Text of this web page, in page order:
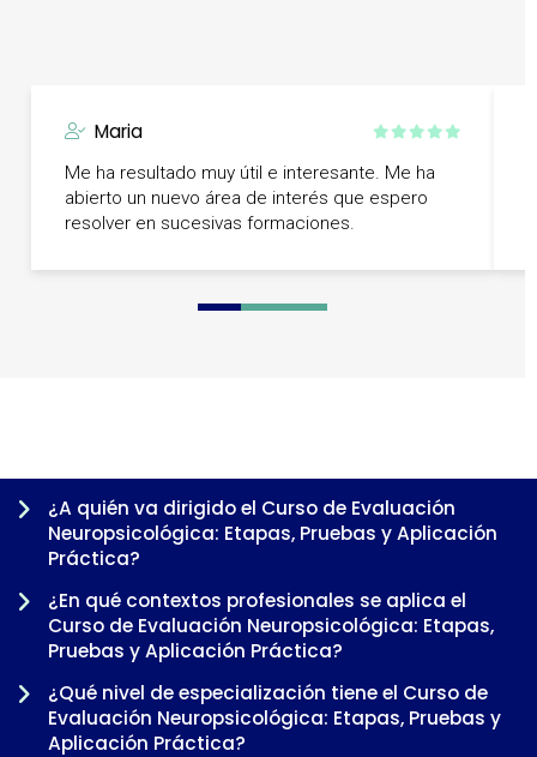
Maria
Me ha resultado muy útil e interesante. Me ha
abierto un nuevo área de interés que espero
resolver en sucesivas formaciones.
0 1 2 3 4 5 6
¿A quién va dirigido el Curso de Evaluación
Neuropsicológica: Etapas, Pruebas y Aplicación
Práctica?
¿En qué contextos profesionales se aplica el
Curso de Evaluación Neuropsicológica: Etapas,
Pruebas y Aplicación Práctica?
¿Qué nivel de especialización tiene el Curso de
Evaluación Neuropsicológica: Etapas, Pruebas y
Aplicación Práctica?